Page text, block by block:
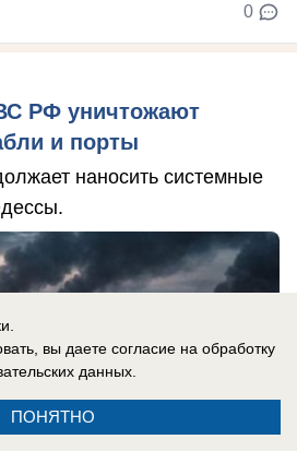
0
РФ уничтожают
и порты
наносить системные
вы даете согласие на обработку
данных.
ПОНЯТНО